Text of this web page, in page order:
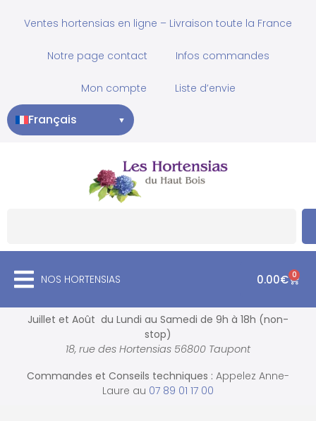
Ventes hortensias en ligne – Livraison toute la France
Notre page contact Infos commandes
Mon compte Liste d’envie
Français ▼
NOS HORTENSIAS 0.00€ 0
Juillet et Août du Lundi au Samedi de 9h à 18h (non-
stop)
18, rue des Hortensias 56800 Taupont
Commandes et Conseils techniques : Appelez Anne-
Laure au 07 89 01 17 00